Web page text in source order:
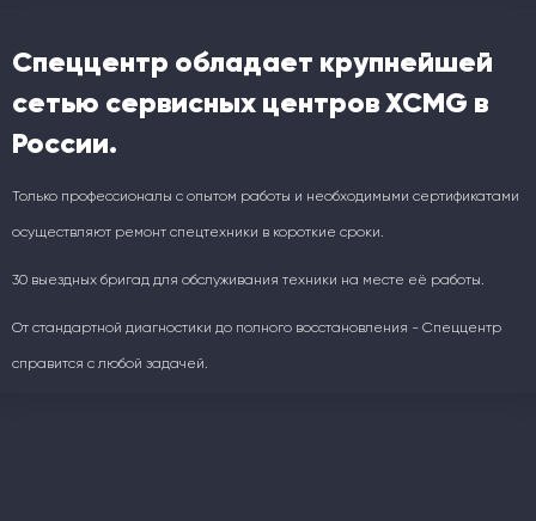
Спеццентр обладает крупнейшей
сетью сервисных центров XCMG в
России.
Только профессионалы с опытом работы и необходимыми сертификатами
осуществляют ремонт спецтехники в короткие сроки.
30 выездных бригад для обслуживания техники на месте её работы.
От стандартной диагностики до полного восстановления - Спеццентр
справится с любой задачей.